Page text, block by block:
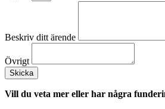
Beskriv ditt ärende
Övrigt
Skicka
Vill du veta mer eller har några